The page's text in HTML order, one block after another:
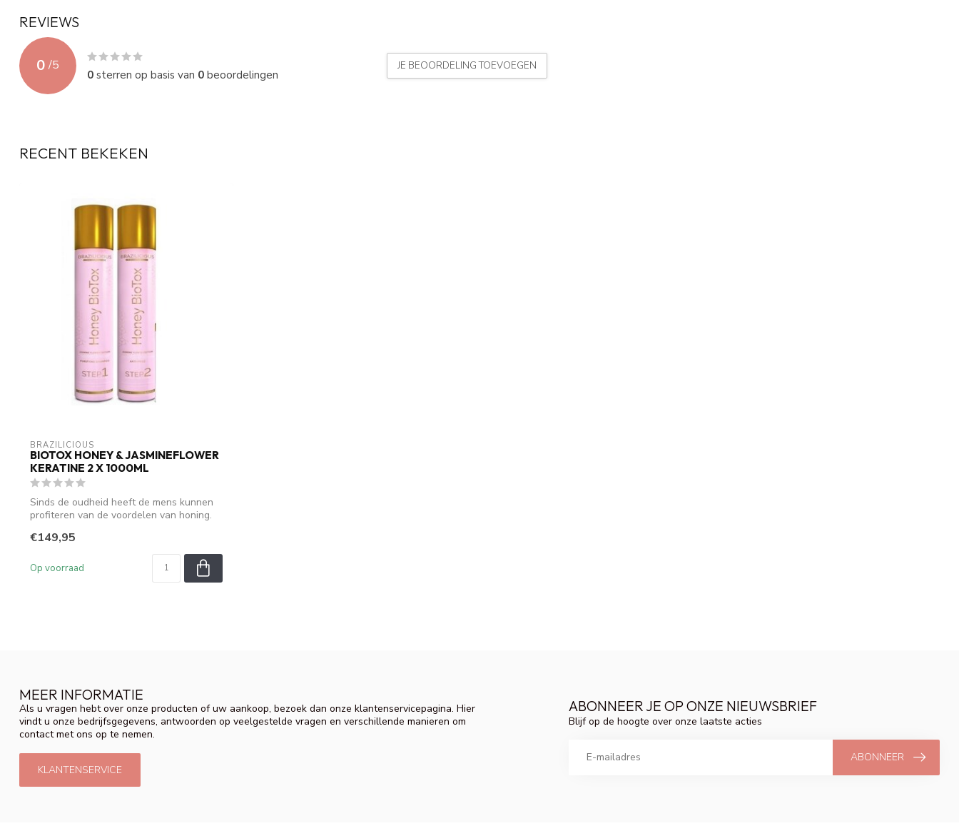
REVIEWS
0 /5
0sterren op basis van 0beoordelingen
JE BEOORDELING TOEVOEGEN
RECENT BEKEKEN
BRAZILICIOUS
BIOTOX HONEY & JASMINEFLOWER
KERATINE 2 X 1000ML
Sinds de oudheid heeft de mens kunnen
profiteren van de voordelen van honing.
€149,95
Op voorraad
MEER INFORMATIE
Als u vragen hebt over onze producten of uw aankoop, bezoek dan onze klantenservicepagina. Hier
vindt u onze bedrijfsgegevens, antwoorden op veelgestelde vragen en verschillende manieren om
contact met ons op te nemen.
KLANTENSERVICE
ABONNEER JE OP ONZE NIEUWSBRIEF
Blijf op de hoogte over onze laatste acties
ABONNEER